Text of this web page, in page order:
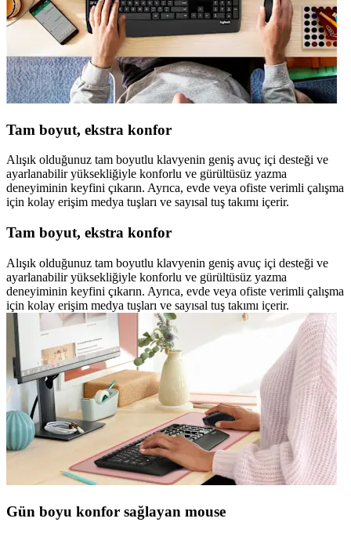
Tam boyut, ekstra konfor
Alışık olduğunuz tam boyutlu klavyenin geniş avuç içi desteği ve
ayarlanabilir yüksekliğiyle konforlu ve gürültüsüz yazma
deneyiminin keyfini çıkarın. Ayrıca, evde veya ofiste verimli çalışma
için kolay erişim medya tuşları ve sayısal tuş takımı içerir.
Tam boyut, ekstra konfor
Alışık olduğunuz tam boyutlu klavyenin geniş avuç içi desteği ve
ayarlanabilir yüksekliğiyle konforlu ve gürültüsüz yazma
deneyiminin keyfini çıkarın. Ayrıca, evde veya ofiste verimli çalışma
için kolay erişim medya tuşları ve sayısal tuş takımı içerir.
Gün boyu konfor sağlayan mouse